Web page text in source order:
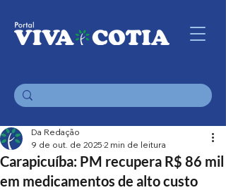
Carapicuíba: PM recupera R$ 86 mil
em medicamentos de alto custo
Da Redação
9 de out. de 2025 2 min de leitura